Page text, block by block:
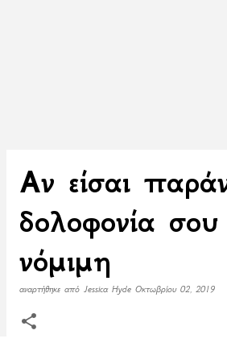
Αν είσαι
δολοφονία σου
νόμιμη
αναρτήθηκε από Jessica Hyde Οκτωβρίου 02, 2019